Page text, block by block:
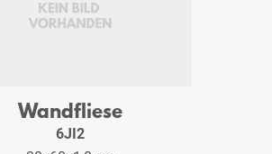
Wandfliese
6JI2